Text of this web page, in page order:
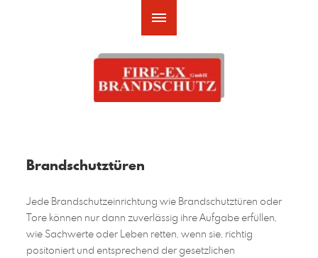
Brandschutztüren
Jede Brandschutzeinrichtung wie Brandschutztüren oder
Tore können nur dann zuverlässig ihre Aufgabe erfüllen,
wie Sachwerte oder Leben retten, wenn sie, richtig
positoniert und entsprechend der gesetzlichen